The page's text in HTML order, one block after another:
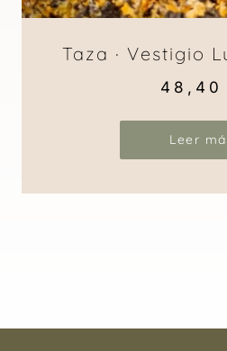
Taza · Vestigio
48,40
Leer